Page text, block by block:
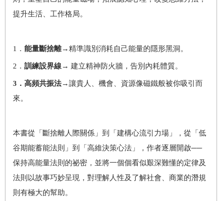
提升生活、工作格局。
1． 能量斷捨離→精準識別消耗自己能量的隱形黑洞。
2． 訓練設界線→ 建立精神防火牆，告別內耗體質。
3 ．高頻共振法→讓貴人、機會、資源像磁鐵般被你吸引而
來。
本書從「斷捨離人際關係」到「建構心流引力場」，從「低
谷期能蓄能法則」到「高維決策心法」，作者逐層開啟──
保持高能量法則的祕密，並將一個個看似艱深難懂的定律及
法則以故事巧妙呈現，對理解人性及了解社會、商業的潛規
則有極大的幫助。